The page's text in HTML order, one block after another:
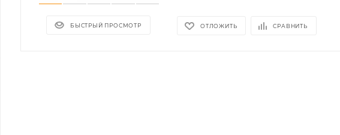
БЫСТРЫЙ ПРОСМОТР ОТЛОЖИТЬ СРАВНИТЬ